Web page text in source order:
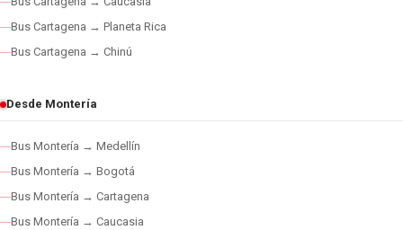
Bus Cartagena → Planeta Rica
Bus Cartagena → Chinú
Desde Montería
Bus Montería → Medellín
Bus Montería → Bogotá
Bus Montería → Cartagena
Bus Montería → Caucasia